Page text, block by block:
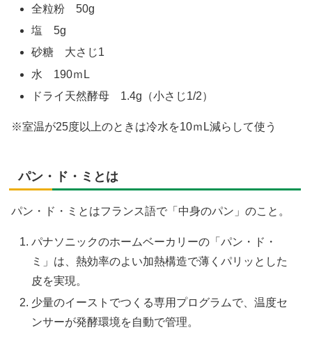
全粒粉 50g
塩 5g
砂糖 大さじ1
水 190ｍL
ドライ天然酵母 1.4g（小さじ1/2）
※室温が25度以上のときは冷水を10ｍL減らして使う
パン・ド・ミとは
パン・ド・ミとはフランス語で「中身のパン」のこと。
パナソニックのホームベーカリーの「パン・ド・
ミ」は、熱効率のよい加熱構造で薄くパリッとした
皮を実現。
少量のイーストでつくる専用プログラムで、温度セ
ンサーが発酵環境を自動で管理。